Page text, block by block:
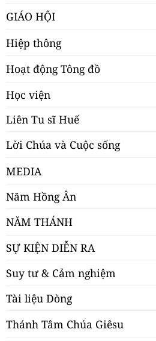
GIÁO HỘI
Hiệp thông
Hoạt động Tông đồ
Học viện
Liên Tu sĩ Huế
Lời Chúa và Cuộc sống
MEDIA
Năm Hồng Ân
NĂM THÁNH
SỰ KIỆN DIỄN RA
Suy tư & Cảm nghiệm
Tài liệu Dòng
Thánh Tâm Chúa Giêsu